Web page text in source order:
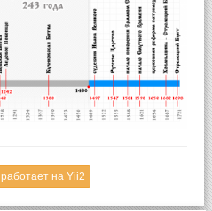
работает на Yii2